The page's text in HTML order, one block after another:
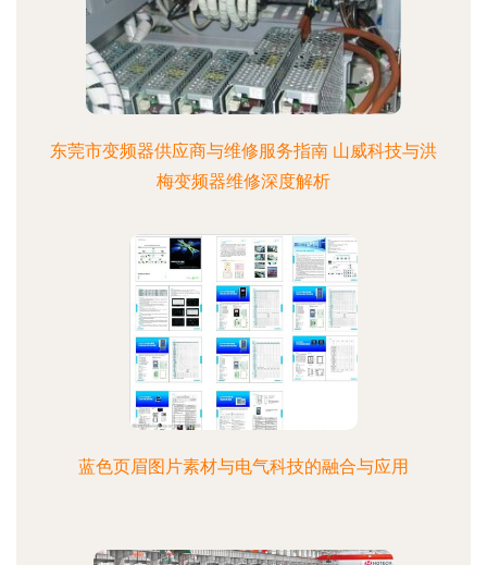
东莞市变频器供应商与维修服务指南 山威科技与洪
梅变频器维修深度解析
蓝色页眉图片素材与电气科技的融合与应用